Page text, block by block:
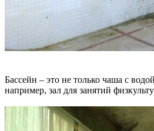
Бассейн – это не только чаша с
например, зал для занятий